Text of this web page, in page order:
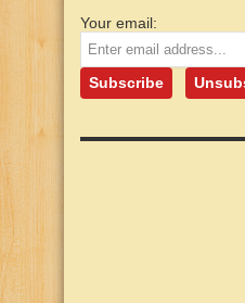
Your email: